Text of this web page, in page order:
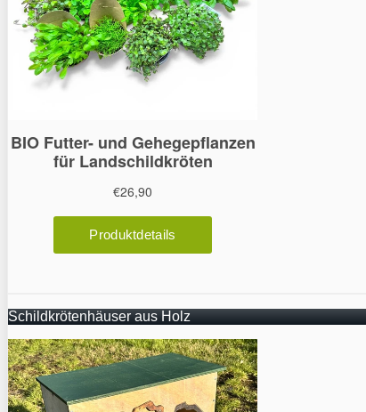
Schildkrötenhäuser aus Holz